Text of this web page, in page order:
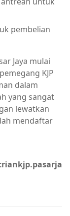
pembelian
Jaya mulai
KJP
dalam
yang sangat
lewatkan
mendaftar